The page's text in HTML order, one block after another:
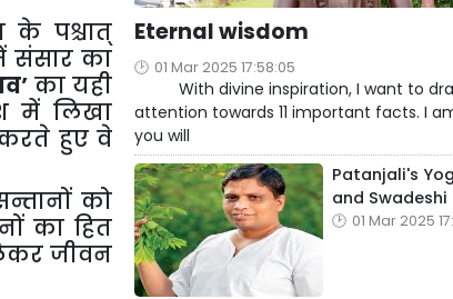
के पश्चात्
संसार का
का यही
में लिखा
करते हुए वे
को
का हित
लेकर जीवन
Eternal wisdom
01 Mar 2025 17:58:05
With divine inspiration, I want to
attention towards 11 important facts. I
you will
Patanjali's
and
01 Mar 2025